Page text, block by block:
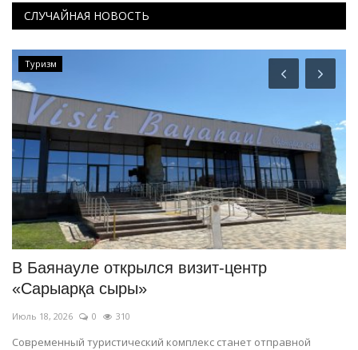
СЛУЧАЙНАЯ НОВОСТЬ
Туризм
В Баянауле открылся визит-центр
«Сарыарқа сыры»
Июль 18, 2026 0 310
Современный туристический комплекс станет отправной